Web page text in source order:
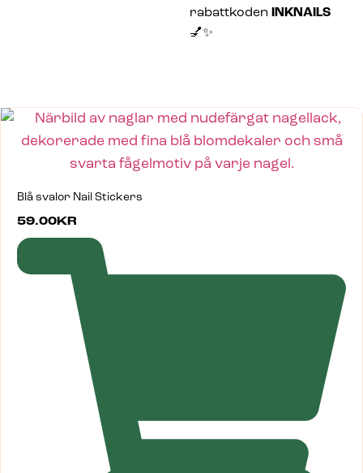
rabattkoden
INKNAILS
💅✨
Blå svalor Nail Stickers
59.00KR